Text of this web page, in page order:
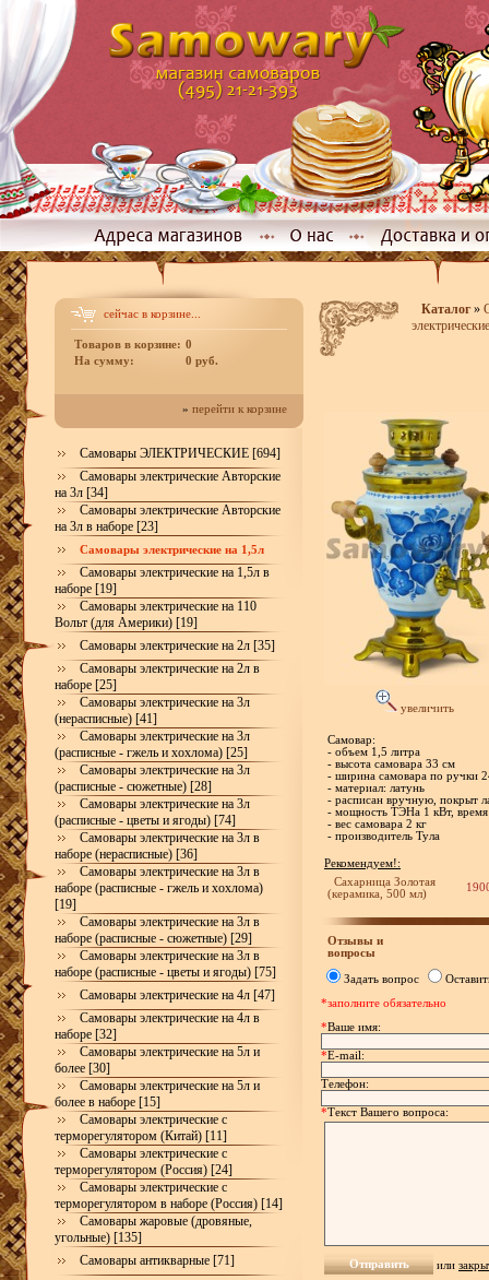
сейчас в корзине...
Товаров в корзине: 0
На сумму:
0 руб.
» перейти к корзине
Самовары ЭЛЕКТРИЧЕСКИЕ [694]
Самовары электрические Авторские
на 3л [34]
Самовары электрические Авторские
на 3л в наборе [23]
Самовары электрические на 1,5л
Самовары электрические на 1,5л в
наборе [19]
Самовары электрические на 110
Вольт (для Америки) [19]
Самовары электрические на 2л [35]
Самовары электрические на 2л в
наборе [25]
Самовары электрические на 3л
(нерасписные) [41]
Самовары электрические на 3л
(расписные - гжель и хохлома) [25]
Самовары электрические на 3л
(расписные - сюжетные) [28]
Самовары электрические на 3л
(расписные - цветы и ягоды) [74]
Самовары электрические на 3л в
наборе (нерасписные) [36]
Самовары электрические на 3л в
наборе (расписные - гжель и хохлома)
[19]
Самовары электрические на 3л в
наборе (расписные - сюжетные) [29]
Самовары электрические на 3л в
наборе (расписные - цветы и ягоды) [75]
Самовары электрические на 4л [47]
Самовары электрические на 4л в
наборе [32]
Самовары электрические на 5л и
более [30]
Самовары электрические на 5л и
более в наборе [15]
Самовары электрические с
терморегулятором (Китай) [11]
Самовары электрические с
терморегулятором (Россия) [24]
Самовары электрические с
терморегулятором в наборе (Россия) [14]
Самовары жаровые (дровяные,
угольные) [135]
Самовары антикварные [71]
Каталог»
увеличить
Самовар:
- объем 1,5 литра
- высота самовара 33 см
- ширина самовара по ручки
- материал: латунь
- расписан вручную, покрыт
- мощность ТЭНа 1 кВт, время
- вес самовара 2 кг
- производитель Тула
Рекомендуем!:
Сахарница Золотая
(керамика, 500 мл)
Отзывы и
вопросы
Задать вопрос
*заполните обязательно
*Ваше имя:
*E-mail:
Телефон:
*Текст Вашего вопроса:
или